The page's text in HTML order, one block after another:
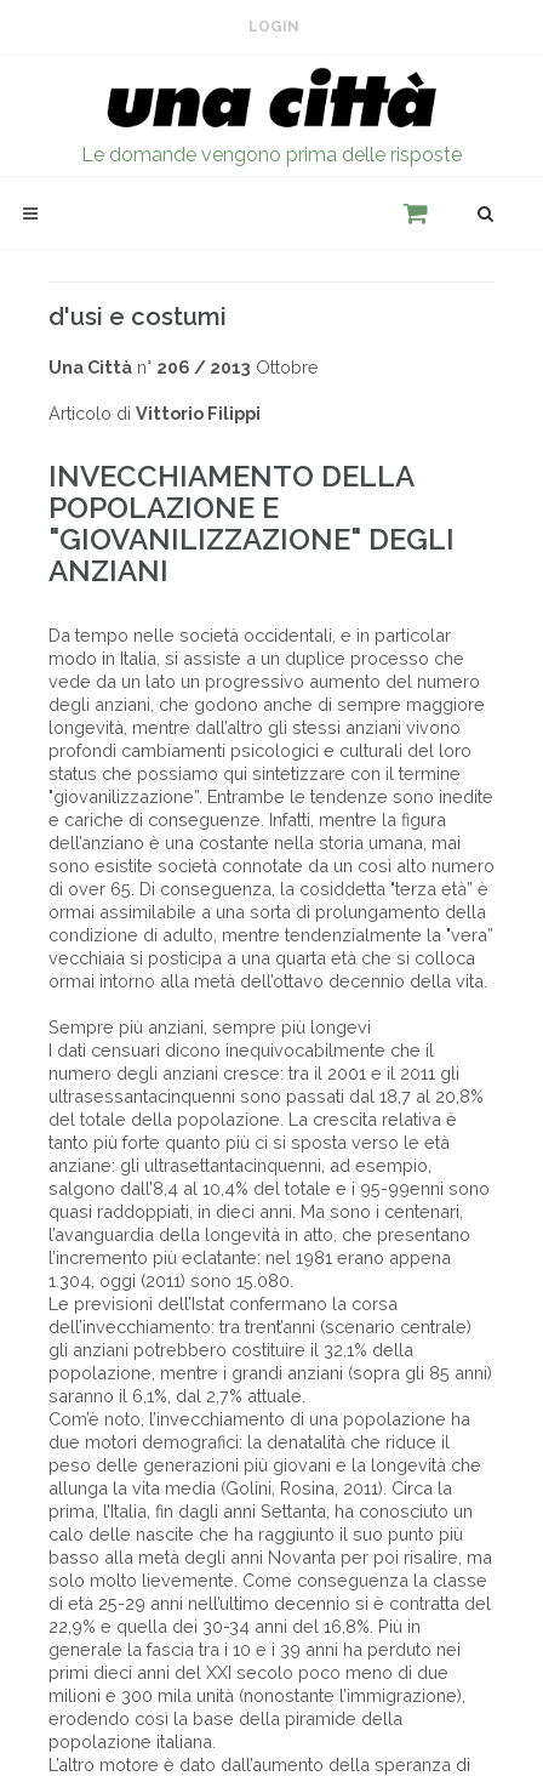
LOGIN
Le domande vengono prima delle risposte
d'usi e costumi
Una Città n° 206 / 2013 Ottobre
Articolo di Vittorio Filippi
INVECCHIAMENTO DELLA
POPOLAZIONE E
"GIOVANILIZZAZIONE" DEGLI
ANZIANI
Da tempo nelle società occidentali, e in particolar
modo in Italia, si assiste a un duplice processo che
vede da un lato un progressivo aumento del numero
degli anziani, che godono anche di sempre maggiore
longevità, mentre dall’altro gli stessi anziani vivono
profondi cambiamenti psicologici e culturali del loro
status che possiamo qui sintetizzare con il termine
"giovanilizzazione”. Entrambe le tendenze sono inedite
e cariche di conseguenze. Infatti, mentre la figura
dell’anziano è una costante nella storia umana, mai
sono esistite società connotate da un così alto numero
di over 65. Di conseguenza, la cosiddetta "terza età” è
ormai assimilabile a una sorta di prolungamento della
condizione di adulto, mentre tendenzialmente la "vera”
vecchiaia si posticipa a una quarta età che si colloca
ormai intorno alla metà dell’ottavo decennio della vita.
Sempre più anziani, sempre più longevi
I dati censuari dicono inequivocabilmente che il
numero degli anziani cresce: tra il 2001 e il 2011 gli
ultrasessantacinquenni sono passati dal 18,7 al 20,8%
del totale della popolazione. La crescita relativa è
tanto più forte quanto più ci si sposta verso le età
anziane: gli ultrasettantacinquenni, ad esempio,
salgono dall’8,4 al 10,4% del totale e i 95-99enni sono
quasi raddoppiati, in dieci anni. Ma sono i centenari,
l’avanguardia della longevità in atto, che presentano
l’incremento più eclatante: nel 1981 erano appena
1.304, oggi (2011) sono 15.080.
Le previsioni dell’Istat confermano la corsa
dell’invecchiamento: tra trent’anni (scenario centrale)
gli anziani potrebbero costituire il 32,1% della
popolazione, mentre i grandi anziani (sopra gli 85 anni)
saranno il 6,1%, dal 2,7% attuale.
Com’è noto, l’invecchiamento di una popolazione ha
due motori demografici: la denatalità che riduce il
peso delle generazioni più giovani e la longevità che
allunga la vita media (Golini, Rosina, 2011). Circa la
prima, l’Italia, fin dagli anni Settanta, ha conosciuto un
calo delle nascite che ha raggiunto il suo punto più
basso alla metà degli anni Novanta per poi risalire, ma
solo molto lievemente. Come conseguenza la classe
di età 25-29 anni nell’ultimo decennio si è contratta del
22,9% e quella dei 30-34 anni del 16,8%. Più in
generale la fascia tra i 10 e i 39 anni ha perduto nei
primi dieci anni del XXI secolo poco meno di due
milioni e 300 mila unità (nonostante l’immigrazione),
erodendo così la base della piramide della
popolazione italiana.
L’altro motore è dato dall’aumento della speranza di